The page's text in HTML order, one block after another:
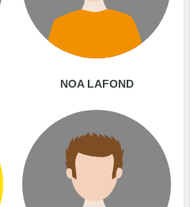
NOA LAFOND